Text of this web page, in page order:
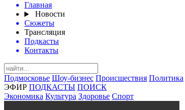
Главная
Новости
Сюжеты
Трансляция
Подкасты
Контакты
Подмосковье Шоу-бизнес Происшествия Политика
ЭФИР ПОДКАСТЫ ПОИСК
Экономика Культура Здоровье Спорт